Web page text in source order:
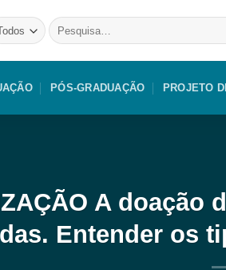
Pesquisar
por:
PÓS-GRADUAÇÃO PROJETO
A
Entender os